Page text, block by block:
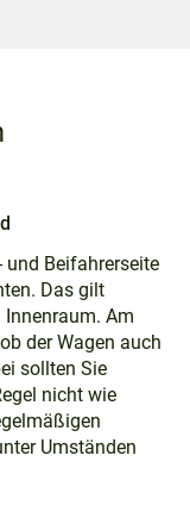
und Beifahrerseite
Das gilt
Am
der Wagen auch
sollten Sie
nicht wie
Umständen